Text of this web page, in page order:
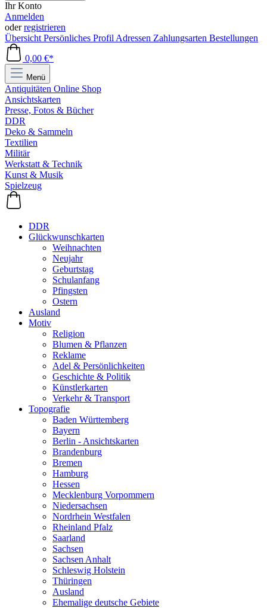
Ihr Konto
Anmelden
oderregistrieren
Übersicht Persönliches Profil Adressen Zahlungsarten Bestellungen
0,00 €*
Menü
Antiquitäten Online Shop
Ansichtskarten
Presse, Fotos & Bücher
DDR
Deko & Sammeln
Textilien
Militär
Werkstatt & Technik
Kunst & Musik
Spielzeug
DDR
Glückwunschkarten
Weihnachten
Neujahr
Geburtstag
Schulanfang
Pfingsten
Ostern
Ausland
Motiv
Religion
Blumen & Pflanzen
Reklame
Adel & Persönlichkeiten
Geschichte & Politik
Künstlerkarten
Verkehr & Transport
Topografie
Baden Württemberg
Bayern
Berlin - Ansichtskarten
Brandenburg
Bremen
Hamburg
Hessen
Mecklenburg Vorpommern
Niedersachsen
Nordrhein Westfalen
Rheinland Pfalz
Saarland
Sachsen
Sachsen Anhalt
Schleswig Holstein
Thüringen
Ausland
Ehemalige deutsche Gebiete